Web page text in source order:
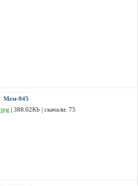
Мем-945
jpg | 388.02Kb | скачали: 75